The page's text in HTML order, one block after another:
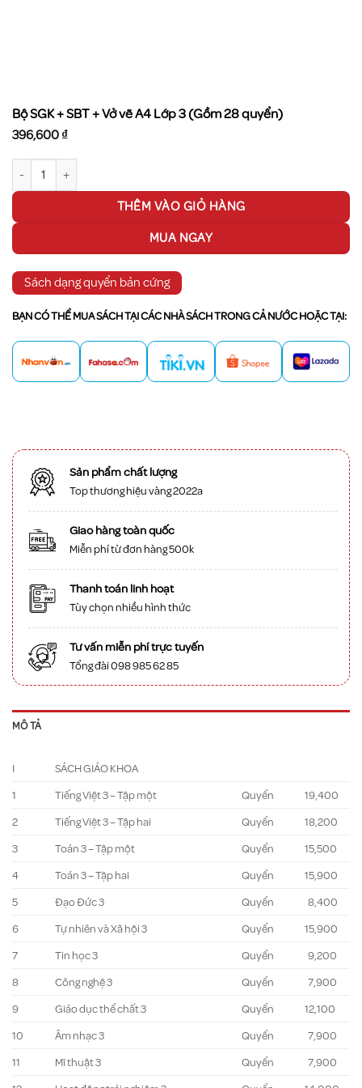
Bộ SGK + SBT + Vở vẽ A4 Lớp 3 (Gồm 28 quyển)
396,600₫
Bộ SGK + SBT + Vở vẽ A4 Lớp 3 (Gồm 28 quyển) số lượng
THÊM VÀO GIỎ HÀNG
MUA NGAY
Sách dạng quyển bản cứng
BẠN CÓ THỂ MUA SÁCH TẠI CÁC NHÀ SÁCH TRONG CẢ NƯỚC HOẶC TẠI:
Sản phẩm chất lượng
Top thương hiệu vàng 2022a
Giao hàng toàn quốc
Miễn phí từ đơn hàng 500k
Thanh toán linh hoạt
Tùy chọn nhiều hình thức
Tư vấn miễn phí trực tuyến
Tổng đài 098 985 62 85
MÔ TẢ
I
SÁCH GIÁO KHOA
1
Tiếng Việt 3 – Tập một Quyển
19,400
2
Tiếng Việt 3 – Tập hai Quyển
18,200
3
Toán 3 – Tập một Quyển
15,500
4
Toán 3 – Tập hai Quyển
15,900
5
Đạo Đức 3 Quyển
8,400
6
Tự nhiên và Xã hội 3 Quyển
15,900
7
Tin học 3 Quyển
9,200
8
Công nghệ 3 Quyển
7,900
9
Giáo dục thể chất 3 Quyển
12,100
10
Âm nhạc 3 Quyển
7,900
11
Mĩ thuật 3 Quyển
7,900